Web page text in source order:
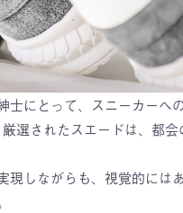
士にとって、スニーカー
選されたスエードは、都
現しながらも、視覚的に